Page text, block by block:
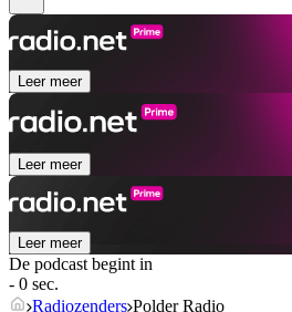
Leer meer
Leer meer
Leer meer
De podcast begint in
- 0 sec.
Radiozenders Polder Radio